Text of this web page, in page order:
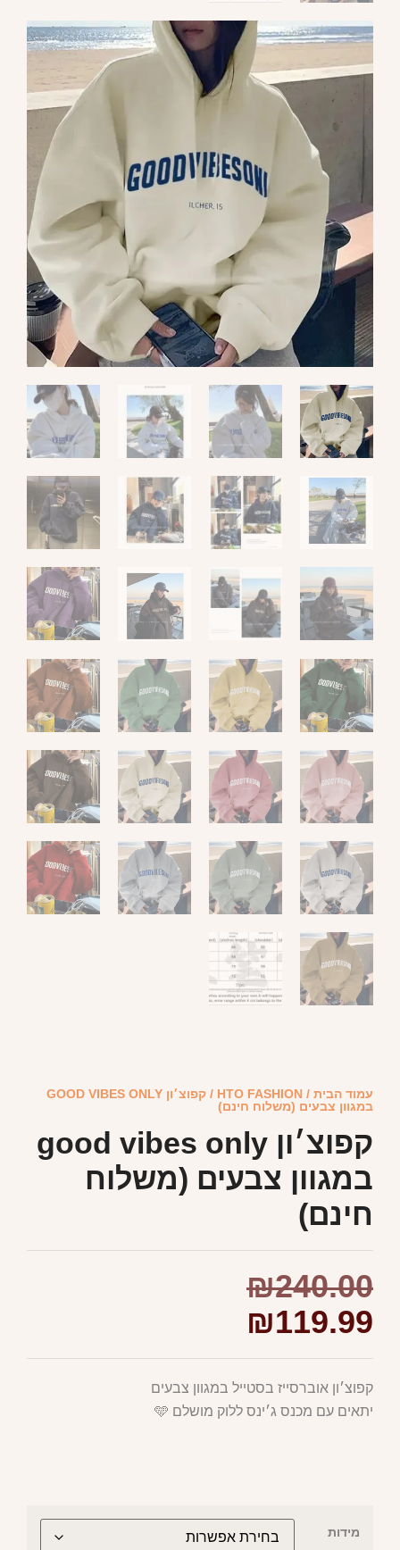
עמוד הבית /
HTO FASHION
/ קפוצ׳ון GOOD VIBES ONLY
במגוון צבעים (משלוח חינם)
קפוצ׳ון good vibes only
במגוון צבעים (משלוח
חינם)
₪240.00
₪119.99
קפוצ׳ון אוברסייז בסטייל במגוון צבעים
יתאים עם מכנס ג׳ינס ללוק מושלם 🩵
מידות